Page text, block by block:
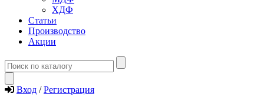
ХДФ
Статьи
Производство
Акции
Вход / Регистрация